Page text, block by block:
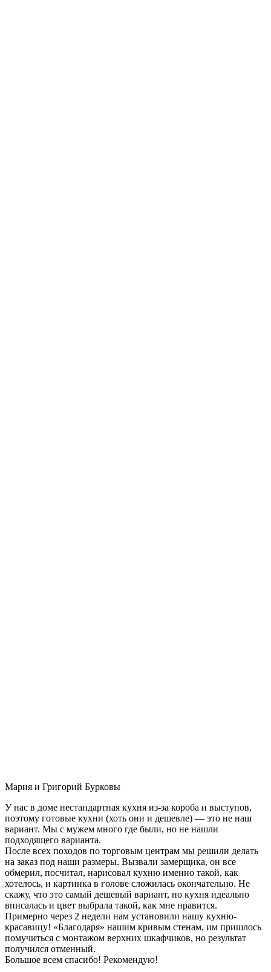
Мария и Григорий Бурковы
У нас в доме нестандартная кухня из-за короба и выступов,
поэтому готовые кухни (хоть они и дешевле) — это не наш
вариант. Мы с мужем много где были, но не нашли
подходящего варианта.
После всех походов по торговым центрам мы решили делать
на заказ под наши размеры. Вызвали замерщика, он все
обмерил, посчитал, нарисовал кухню именно такой, как
хотелось, и картинка в голове сложилась окончательно. Не
скажу, что это самый дешевый вариант, но кухня идеально
вписалась и цвет выбрала такой, как мне нравится.
Примерно через 2 недели нам установили нашу кухню-
красавицу! «Благодаря» нашим кривым стенам, им пришлось
помучиться с монтажом верхних шкафчиков, но результат
получился отменный.
Большое всем спасибо! Рекомендую!